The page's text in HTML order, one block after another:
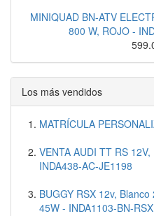
MINIQUAD BN-ATV
800 W, ROJO -
Los más vendidos
MATRÍCULA
VENTA AUDI TT RS
INDA438-AC-JE1198
BUGGY RSX 12v,
45W - INDA1103-BN-RSX